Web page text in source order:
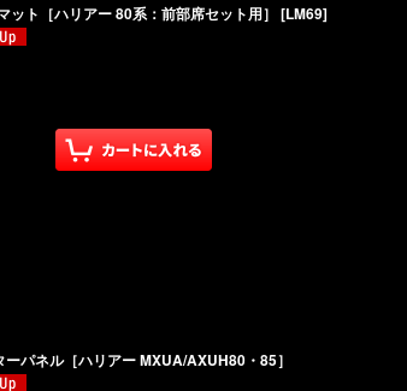
ット［ハリアー 80系：前部席セット用］ [LM69]
パネル［ハリアー MXUA/AXUH80・85］